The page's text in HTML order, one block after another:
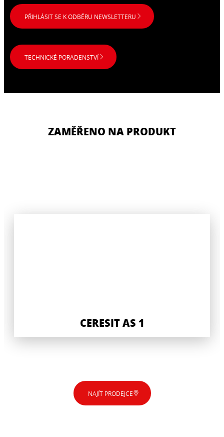
PŘIHLÁSIT SE K ODBĚRU NEWSLETTERU
TECHNICKÉ PORADENSTVÍ
ZAMĚŘENO NA PRODUKT
CERESIT AS 1
NAJÍT PRODEJCE